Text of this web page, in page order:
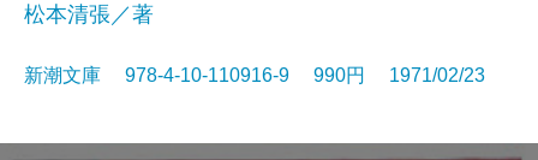
松本清張／著
新潮文庫 978-4-10-110916-9 990円 1971/02/23